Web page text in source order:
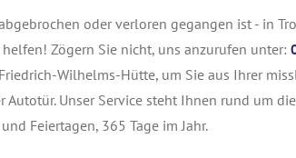
oder verloren gegangen ist - in
Zögern Sie nicht, uns anzurufen unter:
Wilhelms-Hütte, um Sie aus Ihrer
Unser Service steht Ihnen rund um
Feiertagen, 365 Tage im Jahr.